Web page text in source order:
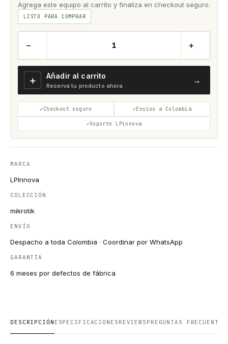
Agrega este equipo al carrito y finaliza en checkout seguro.
LISTO PARA COMPRAR
− +
＋ Añadir al carrito
Reserva tu producto ahora
→
Checkout seguro Envíos a Colombia
Soporte LPinnova
MARCA
LPInnova
COLECCIÓN
mikrotik
ENVÍO
Despacho a toda Colombia · Coordinar por WhatsApp
GARANTÍA
6 meses por defectos de fábrica
DESCRIPCIÓN ESPECIFICACIONES REVIEWS PREGUNTAS FRECUENTES